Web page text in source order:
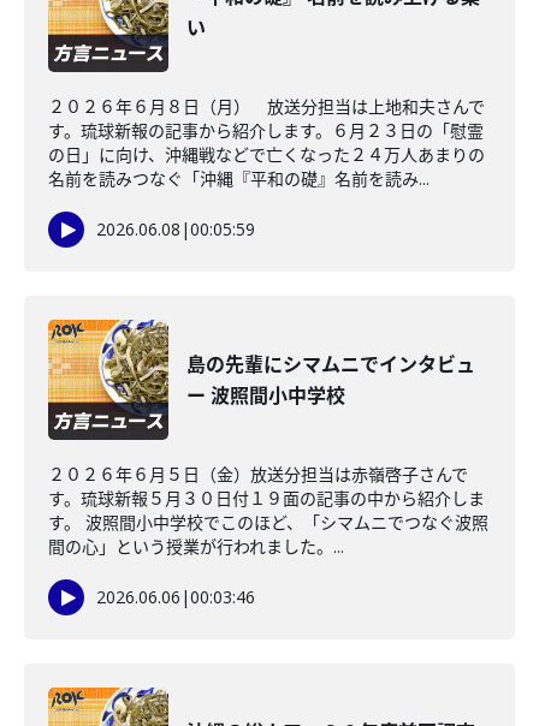
い
２０２６年６月８日（月） 放送分担当は上地和夫さんで
す。琉球新報の記事から紹介します。６月２３日の「慰霊
の日」に向け、沖縄戦などで亡くなった２４万人あまりの
名前を読みつなぐ「沖縄『平和の礎』名前を読み...
2026.06.08 |00:05:59
島の先輩にシマムニでインタビュ
ー 波照間小中学校
２０２６年６月５日（金）放送分担当は赤嶺啓子さんで
す。琉球新報５月３０日付１９面の記事の中から紹介しま
す。 波照間小中学校でこのほど、「シマムニでつなぐ波照
間の心」という授業が行われました。...
2026.06.06 |00:03:46